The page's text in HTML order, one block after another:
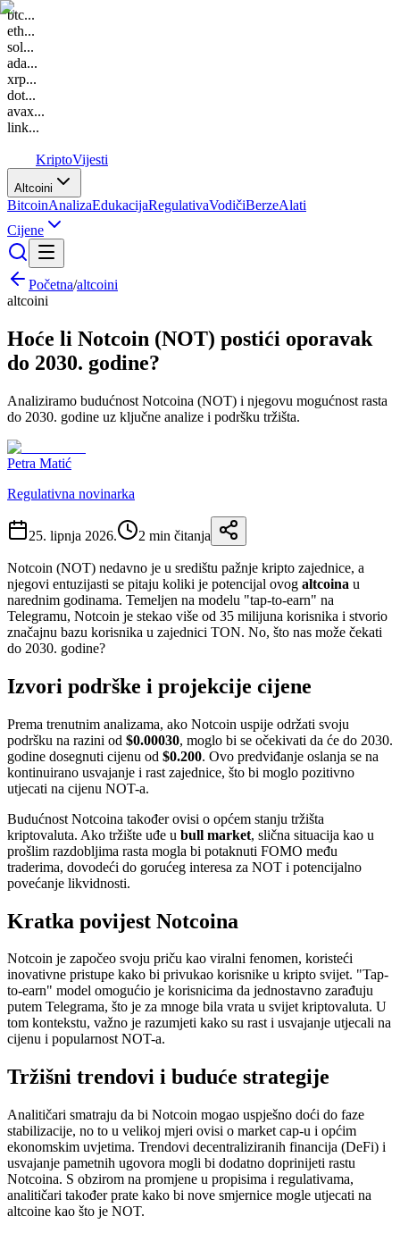
btc...
eth...
sol...
ada...
xrp...
dot...
avax...
link...
KriptoVijesti
Altcoini
BitcoinAnalizaEdukacijaRegulativaVodičiBerzeAlati
Cijene
Početna/altcoini
altcoini
Hoće li Notcoin (NOT) postići oporavak
do 2030. godine?
Analiziramo budućnost Notcoina (NOT) i njegovu mogućnost rasta
do 2030. godine uz ključne analize i podršku tržišta.
Petra Matić
Regulativna novinarka
25. lipnja 2026. 2 min čitanja
Notcoin (NOT) nedavno je u središtu pažnje kripto zajednice, a
njegovi entuzijasti se pitaju koliki je potencijal ovog altcoina u
narednim godinama. Temeljen na modelu "tap-to-earn" na
Telegramu, Notcoin je stekao više od 35 milijuna korisnika i stvorio
značajnu bazu korisnika u zajednici TON. No, što nas može čekati
do 2030. godine?
Izvori podrške i projekcije cijene
Prema trenutnim analizama, ako Notcoin uspije održati svoju
podršku na razini od $0.00030, moglo bi se očekivati da će do 2030.
godine dosegnuti cijenu od $0.200. Ovo predviđanje oslanja se na
kontinuirano usvajanje i rast zajednice, što bi moglo pozitivno
utjecati na cijenu NOT-a.
Budućnost Notcoina također ovisi o općem stanju tržišta
kriptovaluta. Ako tržište uđe u bull market, slična situacija kao u
prošlim razdobljima rasta mogla bi potaknuti FOMO među
traderima, dovodeći do gorućeg interesa za NOT i potencijalno
povećanje likvidnosti.
Kratka povijest Notcoina
Notcoin je započeo svoju priču kao viralni fenomen, koristeći
inovativne pristupe kako bi privukao korisnike u kripto svijet. "Tap-
to-earn" model omogućio je korisnicima da jednostavno zarađuju
putem Telegrama, što je za mnoge bila vrata u svijet kriptovaluta. U
tom kontekstu, važno je razumjeti kako su rast i usvajanje utjecali na
cijenu i popularnost NOT-a.
Tržišni trendovi i buduće strategije
Analitičari smatraju da bi Notcoin mogao uspješno doći do faze
stabilizacije, no to u velikoj mjeri ovisi o market cap-u i općim
ekonomskim uvjetima. Trendovi decentraliziranih financija (DeFi) i
usvajanje pametnih ugovora mogli bi dodatno doprinijeti rastu
Notcoina. S obzirom na promjene u propisima i regulativama,
analitičari također prate kako bi nove smjernice mogle utjecati na
altcoine kao što je NOT.